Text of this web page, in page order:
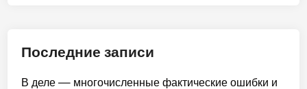
Последние записи
В деле — многочисленные фактические ошибки и